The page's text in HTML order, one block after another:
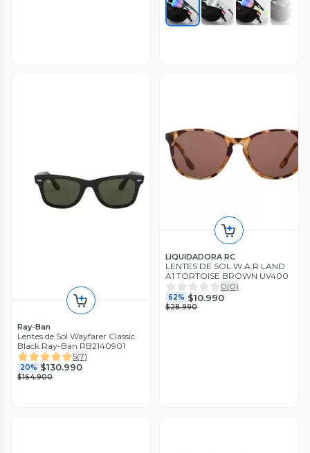
Ray-Ban
Lentes de Sol Wayfarer Classic
Black Ray-Ban RB2140901
5(7)
20% $130.990
$164.900
LIQUIDADORA RC
LENTES DE SOL W.A.R LAND
A1 TORTOISE BROWN UV400
0(0)
62% $10.990
$28.990